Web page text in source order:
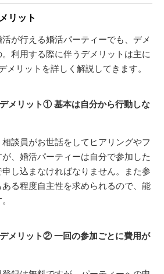
リット
が行える婚活パーティーでも、デメ
利用する際に伴うデメリットは主に
メリットを詳しく解説してきます。
メリット① 基本は自分から行動しな
談員がお世話をしてヒアリングやフ
、婚活パーティーは自分で参加した
し込まなければなりません。また参
る程度自主性を求められるので、能
メリット② 一回の参加ごとに費用が